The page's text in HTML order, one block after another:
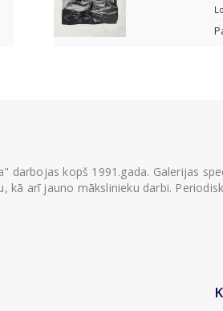
darbojas kopš 1991.gada. Galerijas
kā arī jauno mākslinieku darbi.